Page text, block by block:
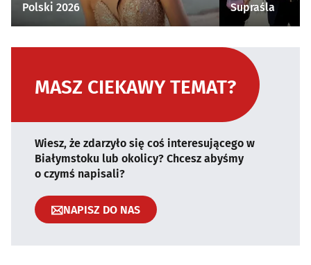
Polski 2026
Supraśla
MASZ CIEKAWY TEMAT?
Wiesz, że zdarzyło się coś interesującego w
Białymstoku lub okolicy? Chcesz abyśmy
o czymś napisali?
NAPISZ DO NAS